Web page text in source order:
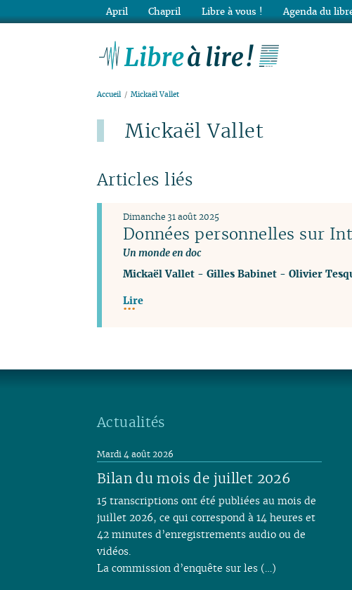
Accueil Mickaël Vallet
Mickaël Vallet
Articles liés
Données personnelles sur
Un monde en doc
Dimanche 31 août 2025
Mickaël Vallet- Gilles Babinet- Olivier
Lire
Actualités
Bilan du mois de juillet 2026
Mardi 4 août 2026
15 transcriptions ont été publiées au mois de
juillet 2026, ce qui correspond à 14 heures et
42 minutes d’enregistrements audio ou de
vidéos.
La commission d’enquête sur les (…)
April Chapril Libre à vous ! Agenda du